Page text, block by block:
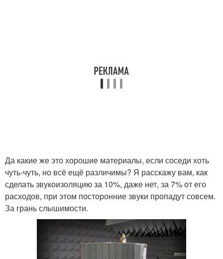
Да какие же это хорошие материалы, если соседи хоть
чуть-чуть, но всё ещё различимы? Я расскажу вам, как
сделать звукоизоляцию за 10%, даже нет, за 7% от его
расходов, при этом посторонние звуки пропадут совсем.
За грань слышимости.